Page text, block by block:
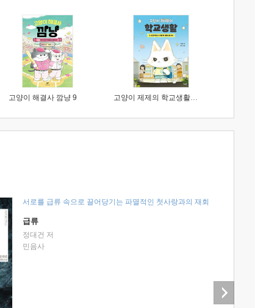
고양이 해결사 깜냥 9 고양이 제제의 학교생활 1 : 초등학생이 이렇게 힘들 줄이야
서로를 급류 속으로 끌어당기는 파멸적인 첫사랑과의 재회
급류
정대건 저
민음사